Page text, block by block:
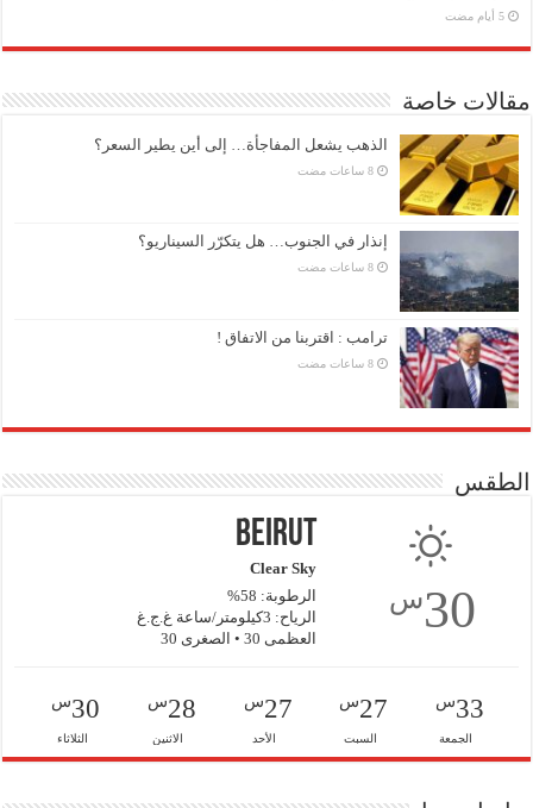
‏5 أيام مضت
مقالات خاصة
الذهب يشعل المفاجأة… إلى أين يطير السعر؟
‏8 ساعات مضت
إنذار في الجنوب… هل يتكرّر السيناريو؟
‏8 ساعات مضت
ترامب : اقتربنا من الاتفاق !
‏8 ساعات مضت
الطقس
30س
Beirut
Clear Sky
الرطوبة: 58%
الرياح: 3كيلومتر/ساعة غ.ج.غ
العظمى 30 • الصغرى 30
33س
الجمعة
27س
السبت
27س
الأحد
28س
الاثنين
30س
الثلاثاء